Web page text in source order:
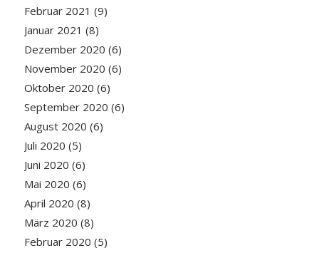
Februar 2021 (9)
Januar 2021 (8)
Dezember 2020 (6)
November 2020 (6)
Oktober 2020 (6)
September 2020 (6)
August 2020 (6)
Juli 2020 (5)
Juni 2020 (6)
Mai 2020 (6)
April 2020 (8)
März 2020 (8)
Februar 2020 (5)